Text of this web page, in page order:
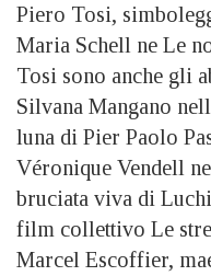
Piero Tosi,
Maria Schell ne Le
Tosi sono anche gli
Silvana Mangano
luna di Pier Paolo
Véronique Vendell
bruciata viva di
film collettivo Le
Marcel Escoffier,